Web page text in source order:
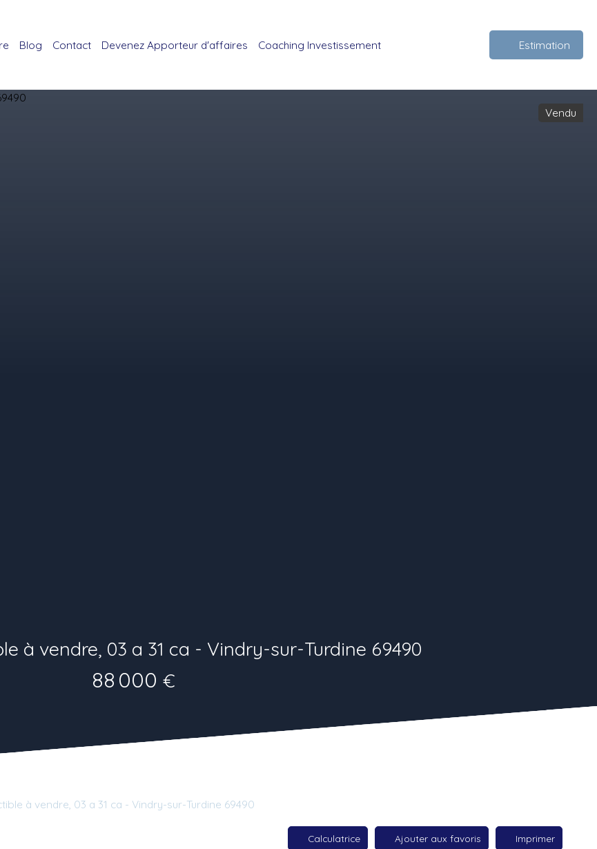
Blog Contact Devenez Apporteur d'affaires Coaching Investissement Estimation
Vendu
à vendre, 03 a 31 ca - Vindry-sur-Turdine 69490
88 000 €
à vendre, 03 a 31 ca - Vindry-sur-Turdine 69490
Calculatrice Ajouter aux favoris Imprimer